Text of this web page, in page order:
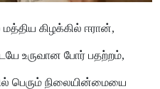
கிழக்கில் ஈரான்,
உருவான போர் பதற்றம்,
பெரும் நிலையின்மையை